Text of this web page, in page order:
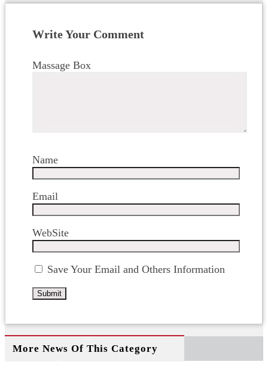
Write Your Comment
Massage Box
Name
Email
WebSite
Save Your Email and Others Information
More News Of This Category